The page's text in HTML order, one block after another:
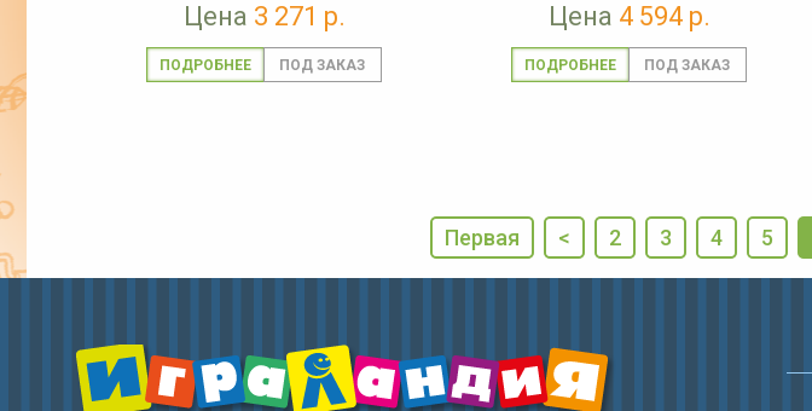
Цена 3 271 р.
ПОДРОБНЕЕ
Цена 4 594 р.
ПОДРОБНЕЕ
Первая < 2 3 4 5